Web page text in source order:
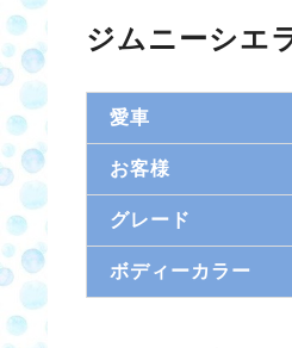
ジムニーシエ
愛車
お客様
グレード
ボディーカラー